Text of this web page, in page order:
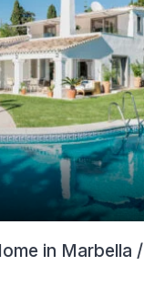
in Marbella /